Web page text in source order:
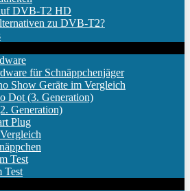
DVB-T2 HD
zu DVB-T2?
für Schnäppchenjäger
Show Geräte im Vergleich
Dot (3. Generation)
Generation)
Plug
Test
Test